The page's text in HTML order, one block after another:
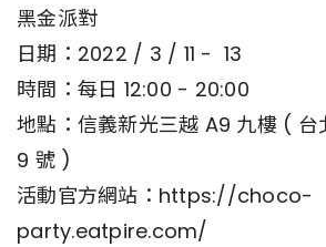
黑金派對
日期：2022 / 3 / 11 - 13
時間：每日 12:00 - 20:00
地點：信義新光三越 A9 九樓 ( 台
9 號 )
活動官方網站：https://choco-
party.eatpire.com/